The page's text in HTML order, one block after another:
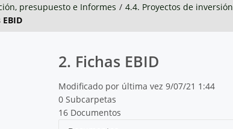
presupuesto e Informes / 4.4. Proyectos de inversión
EBID
2. Fichas EBID
Modificado por última vez 9/07/21 1:44
0 Subcarpetas
16 Documentos